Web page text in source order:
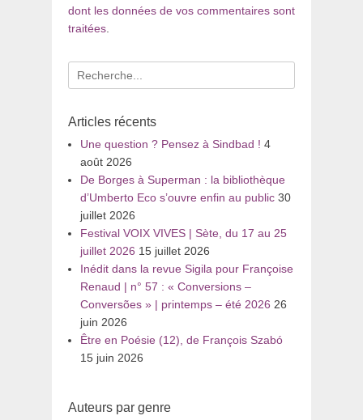
dont les données de vos commentaires sont
traitées
Recherche
pour
Articles récents
Une question ? Pensez à Sindbad ! 4
août 2026
De Borges à Superman : la bibliothèque
d’Umberto Eco s’ouvre enfin au public 30
juillet 2026
Festival VOIX VIVES | Sète, du 17 au 25
juillet 2026 15 juillet 2026
Inédit dans la revue Sigila pour Françoise
Renaud | n° 57 : « Conversions –
Conversões » | printemps – été 2026 26
juin 2026
Être en Poésie (12), de François Szabó
15 juin 2026
Auteurs par genre